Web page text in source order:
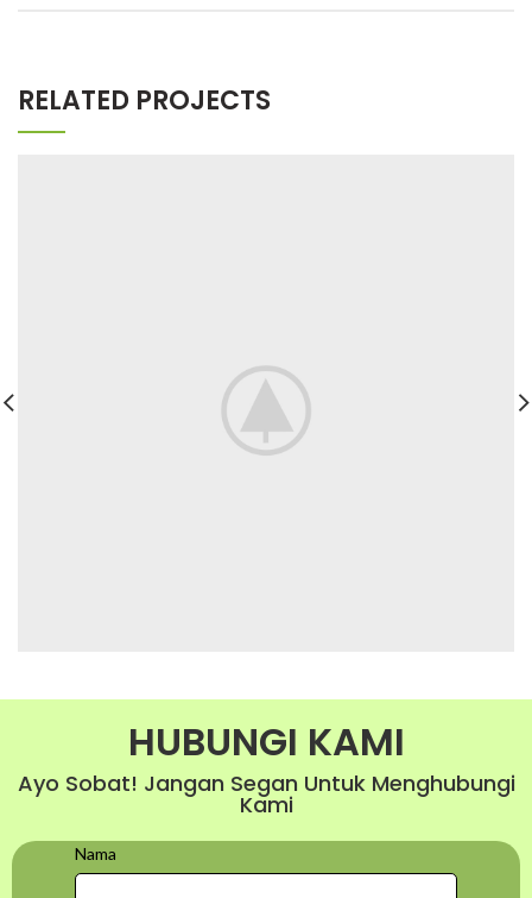
RELATED PROJECTS
HUBUNGI KAMI
Ayo Sobat! Jangan Segan Untuk Menghubungi
Kami
Nama